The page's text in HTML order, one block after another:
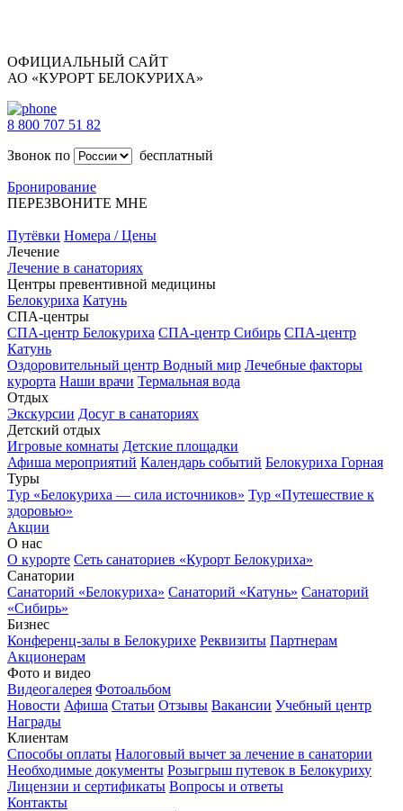
ОФИЦИАЛЬНЫЙ САЙТ
АО «КУРОРТ БЕЛОКУРИХА»
8 800 707 51 82
Звонок по
бесплатный
Бронирование
ПЕРЕЗВОНИТЕ МНЕ
Путёвки Номера / Цены
Лечение
Лечение в санаториях
Центры превентивной медицины
Белокуриха Катунь
СПА-центры
СПА-центр Белокуриха СПА-центр Сибирь СПА-центр
Катунь
Оздоровительный центр Водный мир Лечебные факторы
курорта Наши врачи Термальная вода
Отдых
Экскурсии Досуг в санаториях
Детский отдых
Игровые комнаты Детские площадки
Афиша мероприятий Календарь событий Белокуриха Горная
Туры
Тур «Белокуриха — сила источников» Тур «Путешествие к
здоровью»
Акции
О нас
О курорте Сеть санаториев «Курорт Белокуриха»
Санатории
Санаторий «Белокуриха» Санаторий «Катунь» Санаторий
«Сибирь»
Бизнес
Конференц-залы в Белокурихе Реквизиты Партнерам
Акционерам
Фото и видео
Видеогалерея Фотоальбом
Новости Афиша Статьи Отзывы Вакансии Учебный центр
Награды
Клиентам
Способы оплаты Налоговый вычет за лечение в санатории
Необходимые документы Розыгрыш путевок в Белокуриху
Лицензии и сертификаты Вопросы и ответы
Контакты